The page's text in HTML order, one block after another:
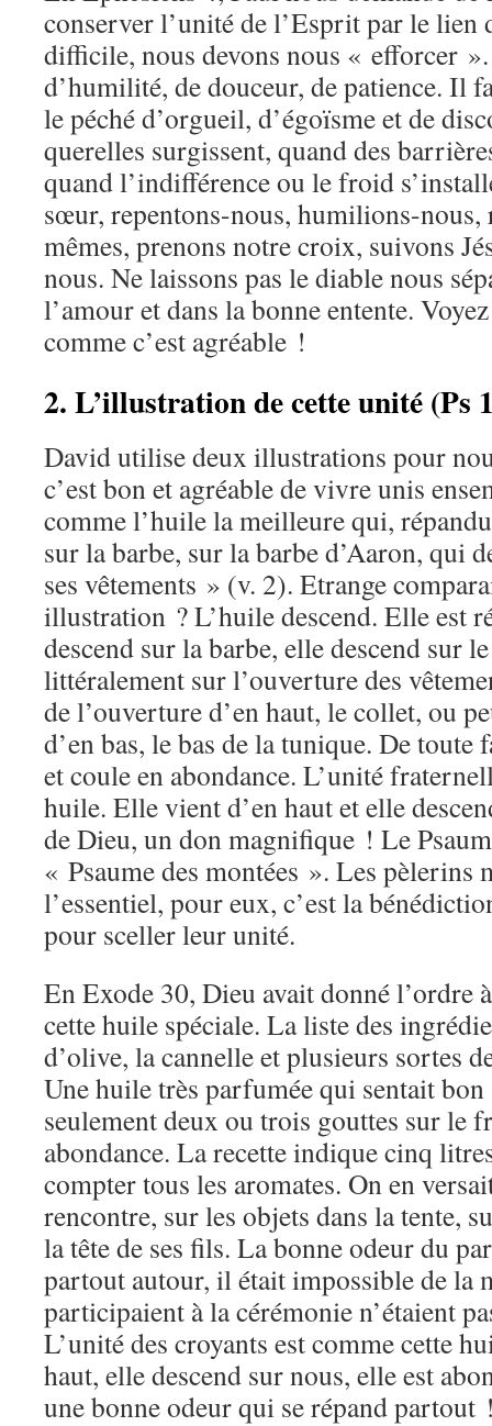
conserver l’unité de l’Esprit par le lien
difficile, nous devons nous « efforcer
d’humilité, de douceur, de patience. Il
le péché d’orgueil, d’égoïsme et de
querelles surgissent, quand des
quand l’indifférence ou le froid
sœur, repentons-nous, humilions-nous,
mêmes, prenons notre croix, suivons
nous. Ne laissons pas le diable nous
l’amour et dans la bonne entente.
comme c’est agréable !
2. L’illustration de cette unité (Ps
David utilise deux illustrations pour
c’est bon et agréable de vivre unis
comme l’huile la meilleure qui,
sur la barbe, sur la barbe d’Aaron, qui
ses vêtements » (v. 2). Etrange
illustration ? L’huile descend. Elle est
descend sur la barbe, elle descend sur
littéralement sur l’ouverture des
de l’ouverture d’en haut, le collet, ou
d’en bas, le bas de la tunique. De toute
et coule en abondance. L’unité
huile. Elle vient d’en haut et elle
de Dieu, un don magnifique ! Le
« Psaume des montées ». Les pèlerins
l’essentiel, pour eux, c’est la
pour sceller leur unité.
En Exode 30, Dieu avait donné l’ordre
cette huile spéciale. La liste des
d’olive, la cannelle et plusieurs sortes
Une huile très parfumée qui sentait
seulement deux ou trois gouttes sur le
abondance. La recette indique cinq
compter tous les aromates. On en
rencontre, sur les objets dans la tente,
la tête de ses fils. La bonne odeur du
partout autour, il était impossible de la
participaient à la cérémonie n’étaient
L’unité des croyants est comme cette
haut, elle descend sur nous, elle est
une bonne odeur qui se répand partout